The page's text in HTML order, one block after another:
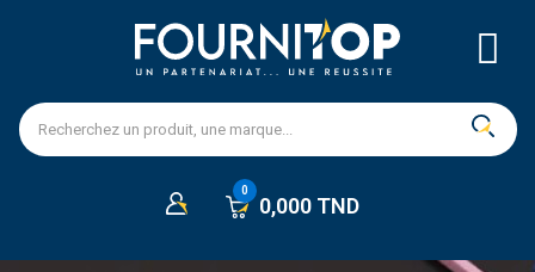
0,000 TND